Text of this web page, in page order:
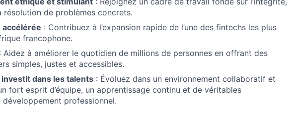
résolution de problèmes concrets.
accélérée : Contribuez à l’expansion rapide de l’une des fintechs les plus
francophone.
: Aidez à améliorer le quotidien de millions de personnes en offrant des
simples, justes et accessibles.
dans les talents : Évoluez dans un environnement collaboratif et
fort esprit d’équipe, un apprentissage continu et de véritables
professionnel.